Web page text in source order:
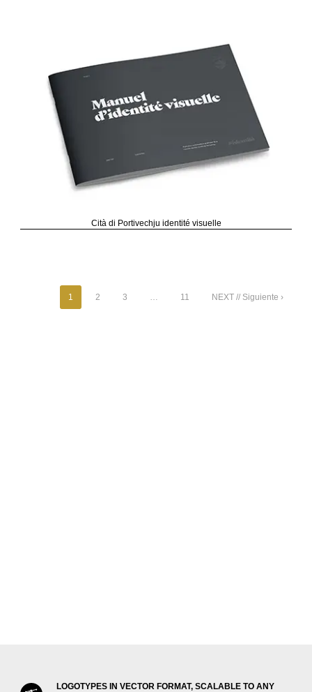
Cità di Portivechju identité visuelle
1 2 3 … 11 NEXT // Siguiente ›
LOGOTYPES IN VECTOR FORMAT, SCALABLE TO ANY